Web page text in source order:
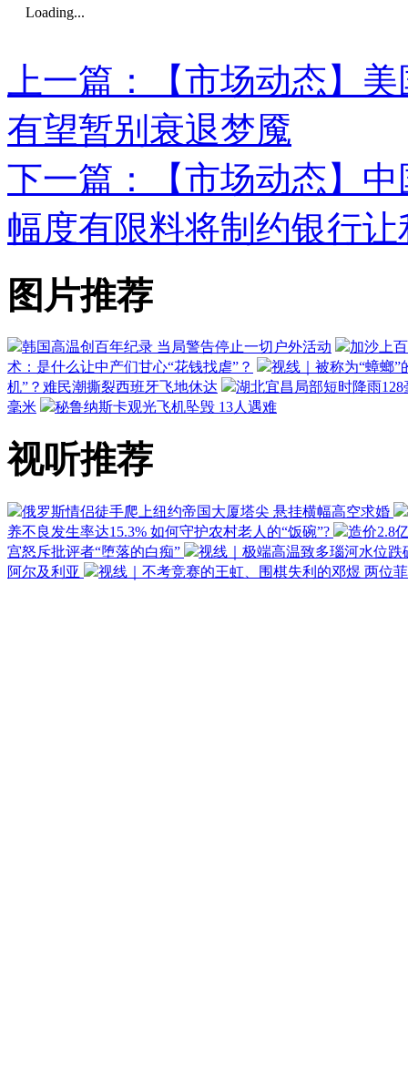
Loading...
上一篇：【市场动态】
有望暂别衰退梦魇
下一篇：【市场动态】
幅度有限料将制约银行让
图片推荐
韩国高温创百年纪录 当局警告停止一切户外活动
加沙上
术：是什么让中产们甘心“花钱找虐”？
视线｜被称为“蟑螂
机”？难民潮撕裂西班牙飞地休达
湖北宜昌局部短时降雨
毫米
秘鲁纳斯卡观光飞机坠毁 13人遇难
视听推荐
俄罗斯情侣徒手爬上纽约帝国大厦塔尖 悬挂横幅高空求婚
养不良发生率达15.3% 如何守护农村老人的“饭碗”?
造价2.8
宫怒斥批评者“堕落的白痴”
视线｜极端高温致多瑙河水位
阿尔及利亚
视线｜不考竞赛的王虹、围棋失利的邓煜 两位